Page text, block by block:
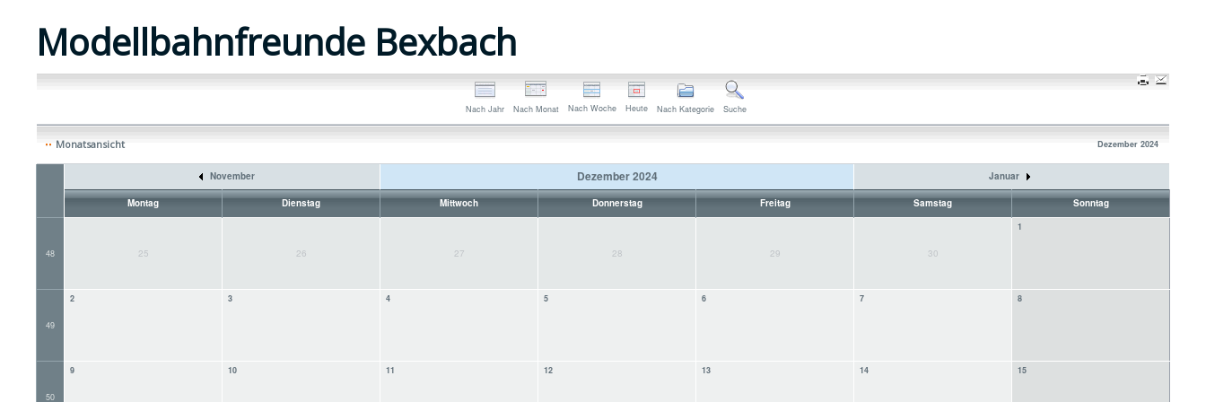
Modellbahnfreunde Bexbach
Nach Jahr Nach Monat Nach Woche Heute Nach Kategorie Suche
Monatsansicht Dezember 2024
November Dezember 2024 Januar
Montag Dienstag Mittwoch Donnerstag Freitag Samstag Sonntag
48 25 26 27 28 29 30
1
49
2 3 4 5 6 7 8
50
9 10 11 12 13 14 15